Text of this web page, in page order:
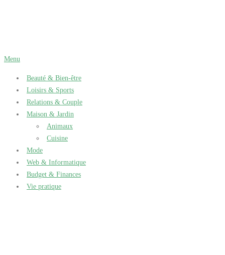
Menu
Beauté & Bien-être
Loisirs & Sports
Relations & Couple
Maison & Jardin
Animaux
Cuisine
Mode
Web & Informatique
Budget & Finances
Vie pratique